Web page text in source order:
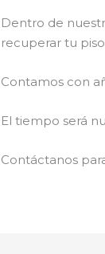
Dentro de
recuperar tu
Contamos con
El tiempo será
Contáctanos